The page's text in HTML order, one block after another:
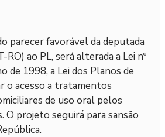
parecer favorável da deputada
RO) ao PL, será alterada a Lei nº
de 1998, a Lei dos Planos de
o acesso a tratamentos
de uso oral pelos
O projeto seguirá para sansão